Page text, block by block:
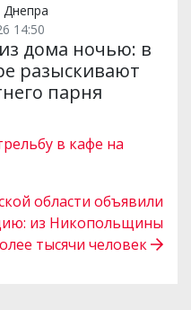
14:50
дома ночью: в
разыскивают
парня
в кафе на
области объявили
из Никопольщины
тысячи человек